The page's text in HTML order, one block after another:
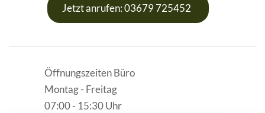
Jetzt anrufen: 03679 725452
Öffnungszeiten Büro
Montag - Freitag
07:00 - 15:30 Uhr